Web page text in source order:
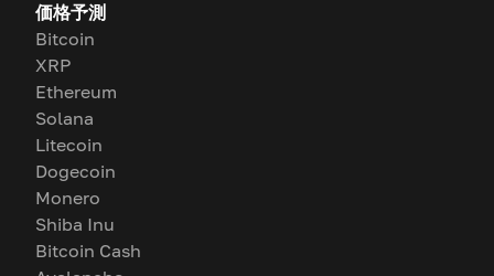
価格予測
Bitcoin
XRP
Ethereum
Solana
Litecoin
Dogecoin
Monero
Shiba Inu
Bitcoin Cash